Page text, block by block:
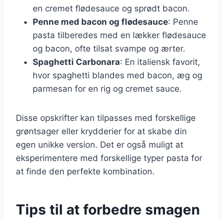
en cremet flødesauce og sprødt bacon.
Penne med bacon og flødesauce: Penne
pasta tilberedes med en lækker flødesauce
og bacon, ofte tilsat svampe og ærter.
Spaghetti Carbonara: En italiensk favorit,
hvor spaghetti blandes med bacon, æg og
parmesan for en rig og cremet sauce.
Disse opskrifter kan tilpasses med forskellige
grøntsager eller krydderier for at skabe din
egen unikke version. Det er også muligt at
eksperimentere med forskellige typer pasta for
at finde den perfekte kombination.
Tips til at forbedre smagen